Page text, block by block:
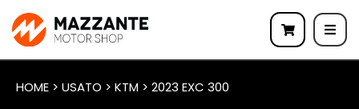
HOME > USATO > KTM > 2023 EXC 300